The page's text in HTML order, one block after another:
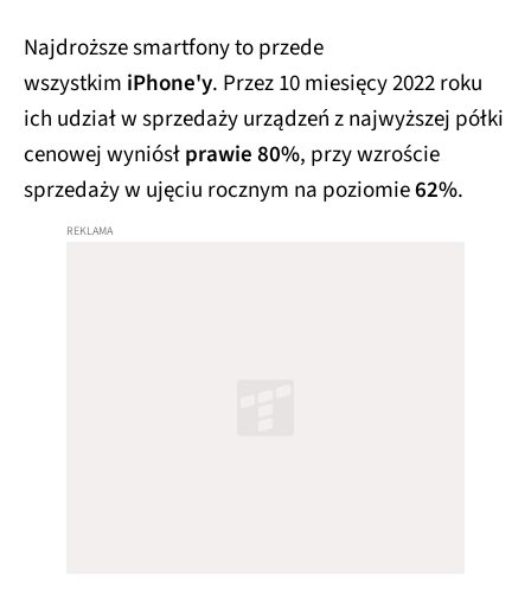
Najdroższe smartfony to przede
wszystkim iPhone'y. Przez 10 miesięcy 2022 roku
ich udział w sprzedaży urządzeń z najwyższej półki
cenowej wyniósłprawie 80%, przy wzroście
sprzedaży w ujęciu rocznym na poziomie62%.